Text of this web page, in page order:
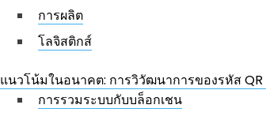
การผลิต
โลจิสติกส์
แนวโน้มในอนาคต: การวิวัฒนาการของรหัส
การรวมระบบกับบล็อกเชน